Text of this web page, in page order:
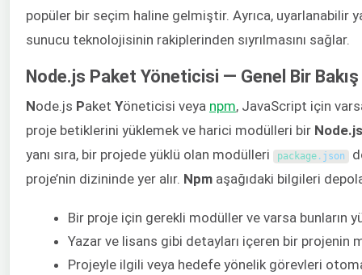
popüler bir seçim haline gelmiştir. Ayrıca, uyarlanabilir
sunucu teknolojisinin rakiplerinden sıyrılmasını sağlar.
Node.js Paket Yöneticisi — Genel Bir Bakış
Node.js Paket Yöneticisi veya npm, JavaScript için
proje betiklerini yüklemek ve harici modülleri bir Node.js
yanı sıra, bir projede yüklü olan modülleri
package. json
proje’nin dizininde yer alır. Npm aşağıdaki bilgileri
Bir proje için gerekli modüller ve varsa bunların
Yazar ve lisans gibi detayları içeren bir projenin
Projeyle ilgili veya hedefe yönelik görevleri